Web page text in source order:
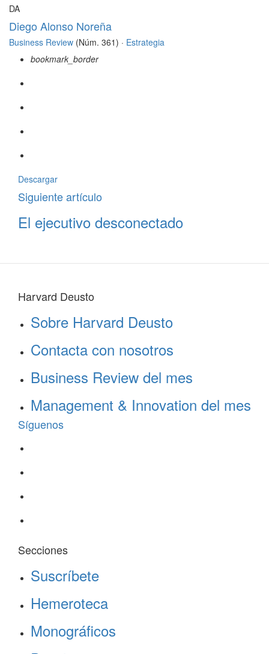
DA
Diego Alonso Noreña
Business Review (Núm. 361) · Estrategia
bookmark_border
Descargar
Siguiente artículo
El ejecutivo desconectado
Harvard Deusto
Sobre Harvard Deusto
Contacta con nosotros
Business Review del mes
Management & Innovation del mes
Síguenos
Secciones
Suscríbete
Hemeroteca
Monográficos